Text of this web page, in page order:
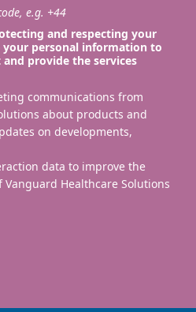
e.g. +44
and respecting your
your personal information to
provide the services
communications from
about products and
on developments,
data to improve the
Healthcare Solutions